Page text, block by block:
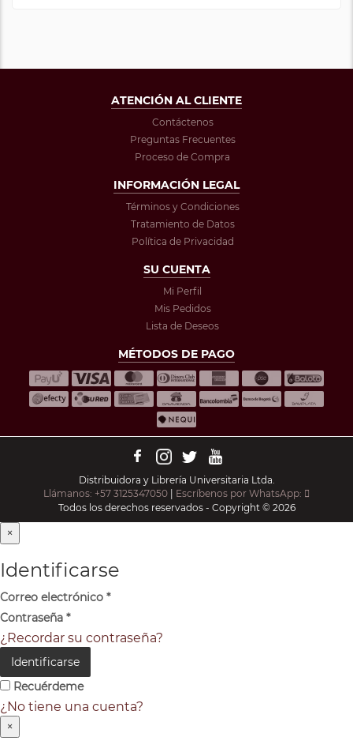
ATENCIÓN AL CLIENTE
Contáctenos
Preguntas Frecuentes
Proceso de Compra
INFORMACIÓN LEGAL
Términos y Condiciones
Tratamiento de Datos
Política de Privacidad
SU CUENTA
Mi Perfil
Mis Pedidos
Lista de Deseos
MÉTODOS DE PAGO
Distribuidora y Librería Universitaria Ltda.
Llámanos: +57 3125347050
Escríbenos por WhatsApp:
Todos los derechos reservados - Copyright © 2026
×
Identificarse
Correo electrónico *
Contraseña *
¿Recordar su contraseña?
Identificarse
Recuérdeme
¿No tiene una cuenta?
×